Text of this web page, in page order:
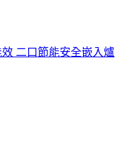
二口節能安全嵌入爐